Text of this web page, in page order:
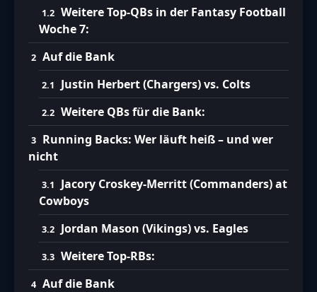
Weitere Top-QBs in der Fantasy Football
Woche 7:
Auf die Bank
Justin Herbert (Chargers) vs. Colts
Weitere QBs für die Bank:
Running Backs: Wer läuft heiß – und wer
nicht
Jacory Croskey-Merritt (Commanders) at
Cowboys
Jordan Mason (Vikings) vs. Eagles
Weitere Top-RBs:
Auf die Bank